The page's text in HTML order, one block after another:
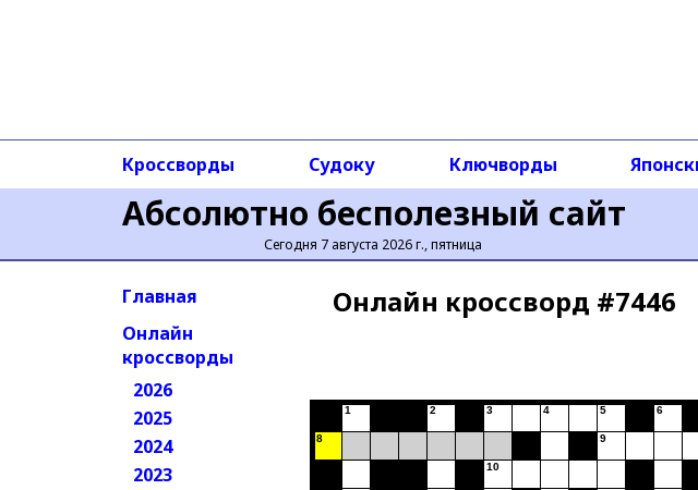
Абсолютно бесполезный сайт
Сегодня 7 августа 2026 г., пятница
Кроссворды Судоку Ключворды
Главная
Онлайн
кроссворды
2026
2025
2024
2023
Онлайн кроссворд #7446
8
1 2 3
10
4 5
9
6